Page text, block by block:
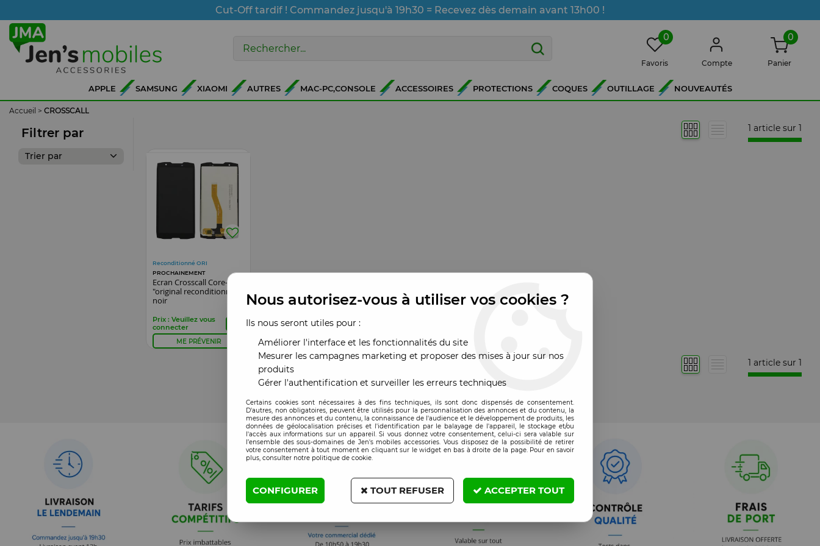
Cut-Off tardif ! Commandez jusqu'à 19h30 = Recevez dès demain avant 13h00 !
0
Favoris Compte
0
Panier
APPLE SAMSUNG XIAOMI AUTRES MAC-PC,CONSOLE ACCESSOIRES PROTECTIONS COQUES OUTILLAGE NOUVEAUTÉS
Accueil > CROSSCALL
Filtrer par
Trier par
1 article sur 1
Reconditionné ORI
PROCHAINEMENT
Ecran Crosscall Core-X5
"original reconditionné"
noir
Prix : Veuillez vous
connecter
ME PRÉVENIR
1 article sur 1
Nous autorisez-vous à utiliser vos cookies ?
Ils nous seront utiles pour :
Améliorer l'interface et les fonctionnalités du site
Mesurer les campagnes marketing et proposer des mises à jour sur nos
produits
Gérer l'authentification et surveiller les erreurs techniques
Certains cookies sont nécessaires à des fins techniques, ils sont donc dispensés de consentement.
D'autres, non obligatoires, peuvent être utilisés pour la personnalisation des annonces et du contenu, la
mesure des annonces et du contenu, la connaissance de l'audience et le développement de produits, les
données de géolocalisation précises et l'identification par le balayage de l'appareil, le stockage et/ou
l'accès aux informations sur un appareil. Si vous donnez votre consentement, celui-ci sera valable sur
l’ensemble des sous-domaines de Jen's mobiles accessories. Vous disposez de la possibilité de retirer
votre consentement à tout moment en cliquant sur le widget en bas à droite de la page. Pour en savoir
plus, consulter notre politique de cookie.
CONFIGURER TOUT REFUSER ACCEPTER TOUT